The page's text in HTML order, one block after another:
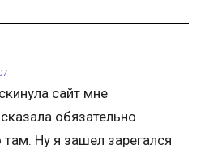
сайт мне
обязательно
Ну я зашел зарегался